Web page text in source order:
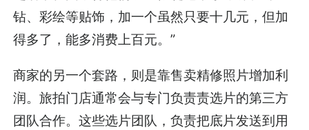
钻、彩绘等贴饰，加一个虽然只要十几元，但加
得多了，能多消费上百元。”
商家的另一个套路，则是靠售卖精修照片增加利
润。旅拍门店通常会与专门负责责选片的第三方
团队合作。这些选片团队，负责把底片发送到用